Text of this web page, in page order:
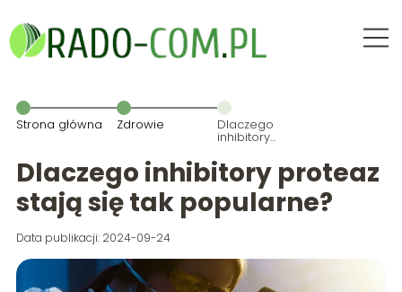
Strona główna Zdrowie Dlaczego
inhibitory
się tak
popularne?
Dlaczego inhibitory proteaz
stają się tak popularne?
Data publikacji: 2024-09-24